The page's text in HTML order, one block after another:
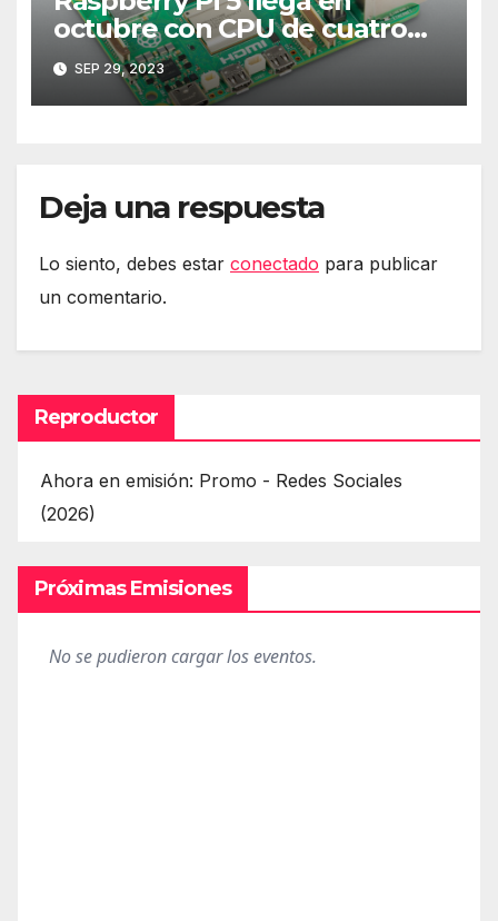
octubre con CPU de cuatro
núcleos y más RAM
SEP 29, 2023
Deja una respuesta
Lo siento, debes estar conectado para publicar
un comentario.
Reproductor
Ahora en emisión: Promo - Redes Sociales
(2026)
Próximas Emisiones